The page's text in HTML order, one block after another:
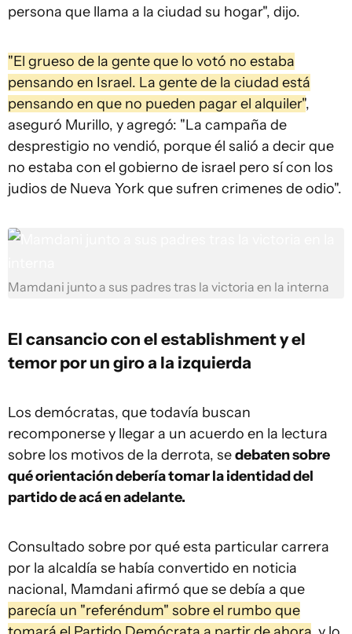
persona que llama a la ciudad su hogar", dijo.
"El grueso de la gente que lo votó no estaba
pensando en Israel. La gente de la ciudad está
pensando en que no pueden pagar el alquiler",
aseguró Murillo, y agregó: "La campaña de
desprestigio no vendió, porque él salió a decir que
no estaba con el gobierno de israel pero sí con los
judios de Nueva York que sufren crimenes de odio".
Mamdani junto a sus padres tras la victoria en la interna
El cansancio con el establishment y el
temor por un giro a la izquierda
Los demócratas, que todavía buscan
recomponerse y llegar a un acuerdo en la lectura
sobre los motivos de la derrota, sedebaten sobre
qué orientación debería tomar la identidad del
partido de acá en adelante.
Consultado sobre por qué esta particular carrera
por la alcaldía se había convertido en noticia
nacional, Mamdani afirmó que se debía a que
parecía un "referéndum" sobre el rumbo que